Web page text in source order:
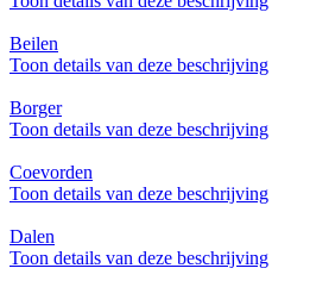
Beilen
Toon details van deze beschrijving
Borger
Toon details van deze beschrijving
Coevorden
Toon details van deze beschrijving
Dalen
Toon details van deze beschrijving